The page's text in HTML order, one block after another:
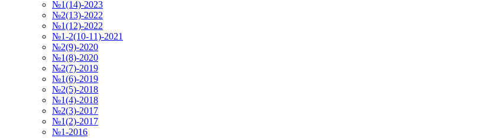
№1(14)-2023
№2(13)-2022
№1(12)-2022
№1-2(10-11)-2021
№2(9)-2020
№1(8)-2020
№2(7)-2019
№1(6)-2019
№2(5)-2018
№1(4)-2018
№2(3)-2017
№1(2)-2017
№1-2016